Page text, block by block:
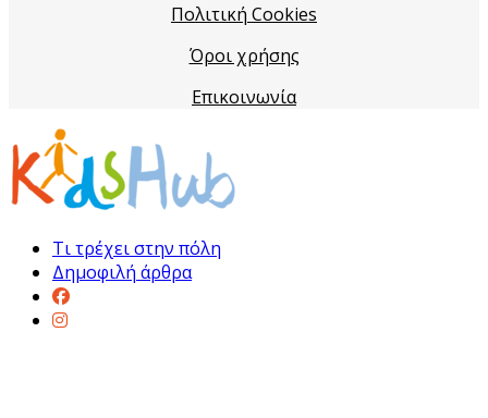
Πολιτική Cookies
Όροι χρήσης
Επικοινωνία
Τι τρέχει στην πόλη
Δημοφιλή άρθρα